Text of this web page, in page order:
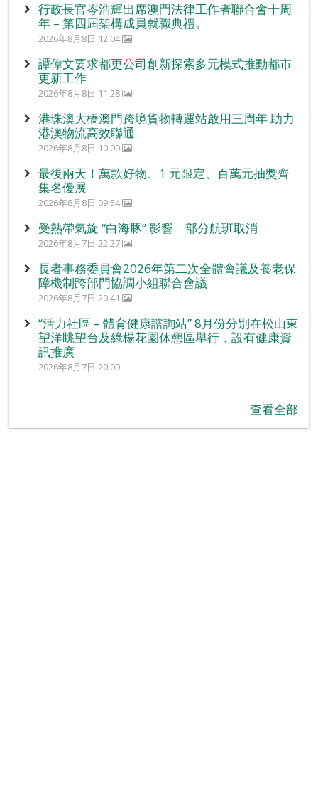
行政長官岑浩輝出席澳門法律工作者聯合會十周
年 – 第四屆架構成員就職典禮。
2026年8月8日 12:04
譚偉文要求都更公司創新探索多元模式推動都市
更新工作
2026年8月8日 11:28
港珠澳大橋澳門跨境貨物轉運站啟用三周年 助力
港澳物流高效聯通
2026年8月8日 10:00
最後兩天！萬款好物、1 元限定、百萬元抽獎齊
集名優展
2026年8月8日 09:54
受熱帶氣旋 “白海豚” 影響 部分航班取消
2026年8月7日 22:27
長者事務委員會2026年第二次全體會議及養老保
障機制跨部門協調小組聯合會議
2026年8月7日 20:41
“活力社區 – 體育健康諮詢站” 8月份分別在松山東
望洋眺望台及綠楊花園休憩區舉行，設有健康資
訊推廣
2026年8月7日 20:00
查看全部